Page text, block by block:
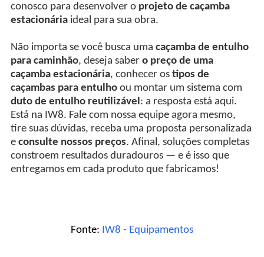
conosco para desenvolver o projeto de caçamba
estacionáriaideal para sua obra.
Não importa se você busca uma caçamba de entulho
para caminhão, deseja saber o preço de uma
caçamba estacionária, conhecer os tipos de
caçambas para entulhoou montar um sistema com
duto de entulho reutilizável : a resposta está aqui.
Está na IW8. Fale com nossa equipe agora mesmo,
tire suas dúvidas, receba uma proposta personalizada
e consulte nossos preços. Afinal, soluções completas
constroem resultados duradouros — e é isso que
entregamos em cada produto que fabricamos!
Fonte: IW8 - Equipamentos